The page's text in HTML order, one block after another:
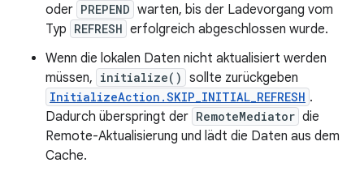
oder PREPEND warten, bis der Ladevorgang vom
Typ REFRESH erfolgreich abgeschlossen wurde.
Wenn die lokalen Daten nicht aktualisiert werden
müssen, initialize() sollte zurückgeben
InitializeAction.SKIP_INITIAL_REFRESH .
Dadurch überspringt der RemoteMediator die
Remote-Aktualisierung und lädt die Daten aus dem
Cache.